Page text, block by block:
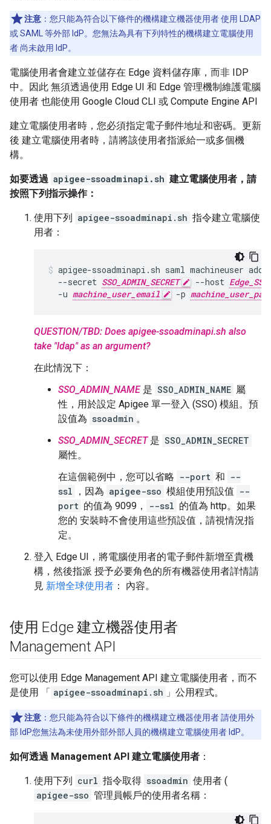
注意 ：您只能為符合以下條件的機構建立機器使用者 使用 LDAP
或 SAML 等外部 IdP。您無法為具有下列特性的機構建立電腦使用
者 尚未啟用 IdP。
電腦使用者會建立並儲存在 Edge 資料儲存庫，而非 IDP
中。因此 無須透過使用 Edge UI 和 Edge 管理機制維護電腦
使用者 也能使用 Google Cloud CLI 或 Compute Engine API
建立電腦使用者時，您必須指定電子郵件地址和密碼。更新
後 建立電腦使用者時，請將該使用者指派給一或多個機
構。
如要透過 apigee-ssoadminapi.sh 建立電腦使用者，請
按照下列指示操作：
使用下列 apigee-ssoadminapi.sh 指令建立電腦使
用者：
apigee-ssoadminapi.sh saml machineuser
  --secret
SSO_ADMIN_SECRET --host
  -u
machine_user_email -p
QUESTION/TBD: Does apigee-ssoadminapi.sh also
take "ldap" as an argument?
在此情況下：
SSO_ADMIN_NAME是 SSO_ADMIN_NAME 屬
性，用於設定 Apigee 單一登入 (SSO) 模組。預
設值為 ssoadmin 。
SSO_ADMIN_SECRET是 SSO_ADMIN_SECRET
屬性。
在這個範例中，您可以省略 --port 和 --
ssl
，因為 apigee-sso 模組使用預設值 --
port 的值為 9099， --ssl 的值為 http。如果
您的 安裝時不會使用這些預設值，請視情況指
定。
登入 Edge UI，將電腦使用者的電子郵件新增至貴機
構，然後指派 授予必要角色的所有機器使用者詳情請
見 新增全球使用者 ： 內容。
使用 Edge 建立機器使用者
Management API
您可以使用 Edge Management API 建立電腦使用者，而不
是使用 「 apigee-ssoadminapi.sh 」公用程式。
注意 ：您只能為符合以下條件的機構建立機器使用者 請使用外
部 IdP您無法為未使用外部外部人員的機構建立電腦使用者 IdP。
如何透過 Management API 建立電腦使用者 ：
使用下列 curl 指令取得 ssoadmin 使用者 (
apigee-sso 管理員帳戶的使用者名稱：